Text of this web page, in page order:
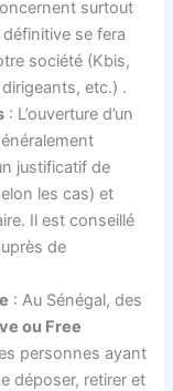
surtout
définitive se fera
société (Kbis,
etc.) .
: L’ouverture d’un
justificatif de
les cas) et
Il est conseillé
de
: Au Sénégal, des
ou Free
personnes ayant
déposer, retirer et